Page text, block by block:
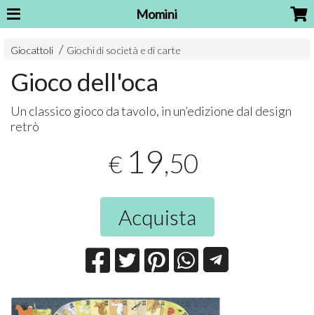
Momini
Giocattoli Giochi di società e di carte
Gioco dell'oca
Un classico gioco da tavolo, in un’edizione dal design
retrò
€ 19,50
Acquista